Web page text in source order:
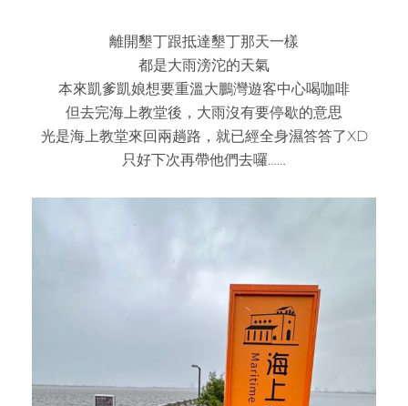
離開墾丁跟抵達墾丁那天一樣
都是大雨滂沱的天氣
本來凱爹凱娘想要重溫大鵬灣遊客中心喝咖啡
但去完海上教堂後，大雨沒有要停歇的意思
光是海上教堂來回兩趟路，就已經全身濕答答了XD
只好下次再帶他們去囉……